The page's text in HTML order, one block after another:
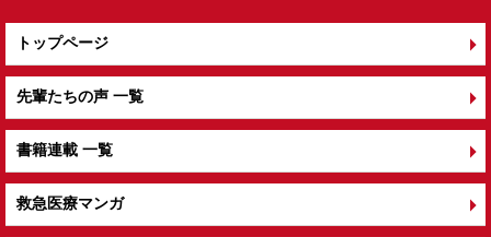
トップページ
先輩たちの声 一覧
書籍連載 一覧
救急医療マンガ